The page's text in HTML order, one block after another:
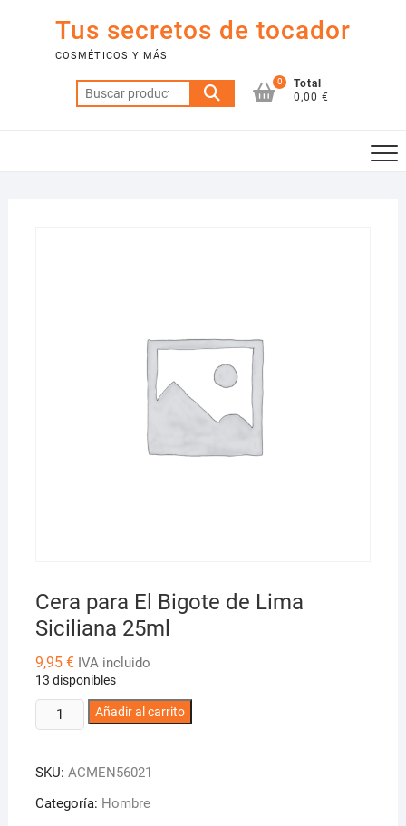
contenido
Tus secretos de tocador
COSMÉTICOS Y MÁS
Buscar
por:
0
Total
0,00 €
Cera para El Bigote de Lima
Siciliana 25ml
9,95 € IVA incluido
13 disponibles
Cera
para
Bigote
de
Añadir al carrito
SKU: ACMEN56021
Categoría: Hombre